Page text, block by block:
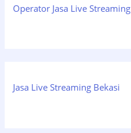
Operator Jasa Live Streaming
Jasa Live Streaming Bekasi